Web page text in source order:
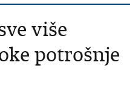
više
potrošnje